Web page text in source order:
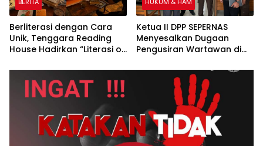
Berliterasi dengan Cara
Unik, Tenggara Reading
House Hadirkan “Literasi on
Atas Atap Sembari
Menikmati Senja
Ketua II DPP SEPERNAS
Menyesalkan Dugaan
Pengusiran Wartawan di
Redaksi Siapkan Surat
Konfirmasi